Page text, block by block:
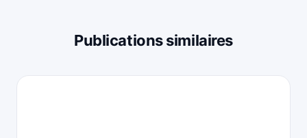
Publications similaires